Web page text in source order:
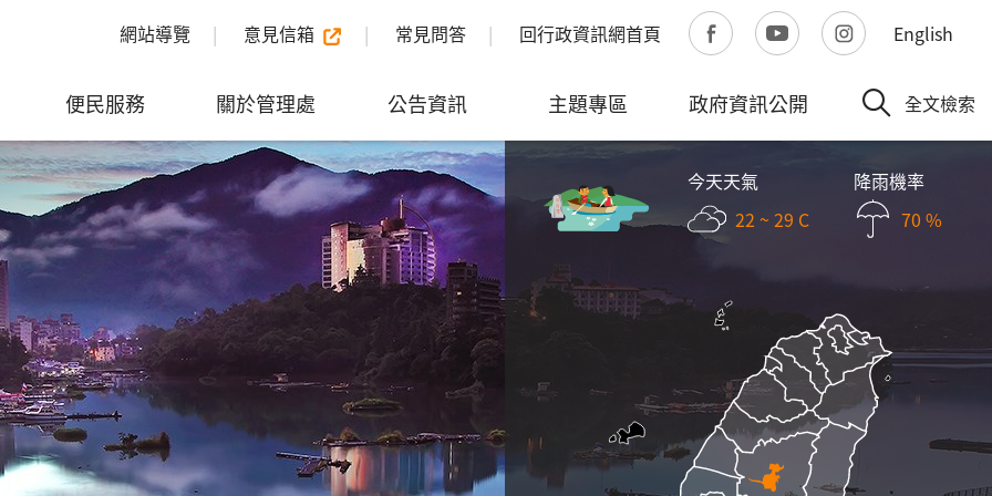
網站導覽 意見信箱 常見問答 回行政資訊網首頁 English
便民服務 關於管理處 公告資訊 主題專區 政府資訊公開 全文檢索
今天天氣
22 ~ 29 C
降雨機率
70 %